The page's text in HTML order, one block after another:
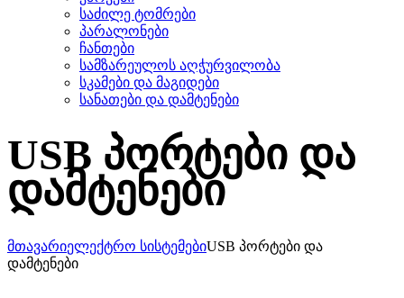
საძილე ტომრები
პარალონები
ჩანთები
სამზარეულოს აღჭურვილობა
სკამები და მაგიდები
სანათები და დამტენები
USB პორტები და
დამტენები
მთავარიელექტრო სისტემებიUSB პორტები და
დამტენები